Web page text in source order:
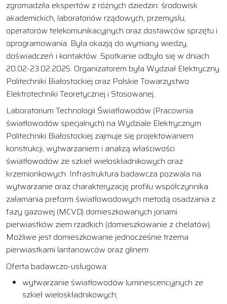
zgromadziła ekspertów z różnych dziedzin: środowisk
akademickich, laboratoriów rządowych, przemysłu,
operatorów telekomunikacyjnych oraz dostawców sprzętu i
oprogramowania. Była okazją do wymiany wiedzy,
doświadczeń i kontaktów. Spotkanie odbyło się w dniach
20.02-23.02.2025. Organizatorem była Wydział Elektryczny
Politechniki Białostockiej oraz Polskie Towarzystwo
Elektrotechniki Teoretycznej i Stosowanej.
Laboratorium Technologii Światłowodów (Pracownia
światłowodów specjalnych) na Wydziale Elektrycznym
Politechniki Białostockiej zajmuje się projektowaniem
konstrukcji, wytwarzaniem i analizą właściwości
światłowodów ze szkieł wieloskładnikowych oraz
krzemionkowych. Infrastruktura badawcza pozwala na
wytwarzanie oraz charakteryzację profilu współczynnika
załamania preform światłowodowych metodą osadzania z
fazy gazowej (MCVD) domieszkowanych jonami
pierwiastków ziem rzadkich (domieszkowanie z chelatów).
Możliwe jest domieszkowanie jednocześnie trzema
pierwiastkami lantanowców oraz glinem.
Oferta badawczo-usługowa:
wytwarzanie światłowodów luminescencyjnych ze
szkieł wieloskładnikowych;